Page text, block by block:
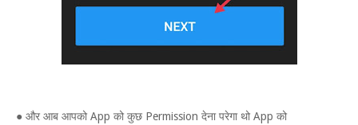
● और आब आपको App को कुछ Permission देना परेगा थो App को